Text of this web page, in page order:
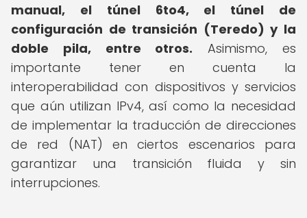
manual, el túnel 6to4, el túnel de
configuración de transición (Teredo) y la
doble pila, entre otros. Asimismo, es
importante tener en cuenta la
interoperabilidad con dispositivos y servicios
que aún utilizan IPv4, así como la necesidad
de implementar la traducción de direcciones
de red (NAT) en ciertos escenarios para
garantizar una transición fluida y sin
interrupciones.